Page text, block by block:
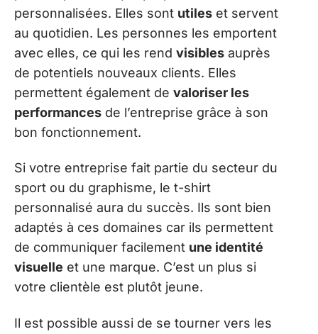
personnalisées. Elles sont utiles et servent
au quotidien. Les personnes les emportent
avec elles, ce qui les rend visibles auprès
de potentiels nouveaux clients. Elles
permettent également de valoriser les
performances de l’entreprise grâce à son
bon fonctionnement.
Si votre entreprise fait partie du secteur du
sport ou du graphisme, le t-shirt
personnalisé aura du succès. Ils sont bien
adaptés à ces domaines car ils permettent
de communiquer facilement une identité
visuelle et une marque. C’est un plus si
votre clientèle est plutôt jeune.
Il est possible aussi de se tourner vers les